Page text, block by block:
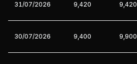
31/07/2026 9,420 9,420
30/07/2026 9,400 9,900